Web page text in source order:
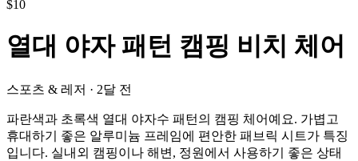
$10
열대 야자 패턴 캠핑 비치 체어
스포츠 & 레저 · 2달 전
파란색과 초록색 열대 야자수 패턴의 캠핑 체어예요. 가볍고
휴대하기 좋은 알루미늄 프레임에 편안한 패브릭 시트가 특징
입니다. 실내외 캠핑이나 해변, 정원에서 사용하기 좋은 상태